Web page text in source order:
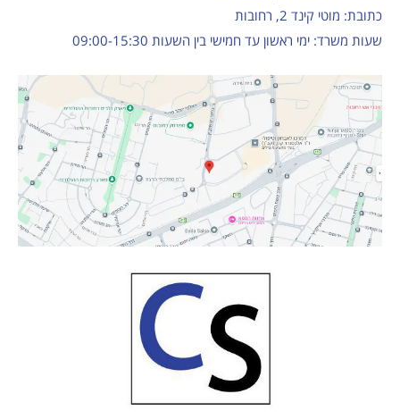
כתובת: מוטי קינד 2, רחובות
שעות משרד: ימי ראשון עד חמישי בין השעות 09:00-15:30